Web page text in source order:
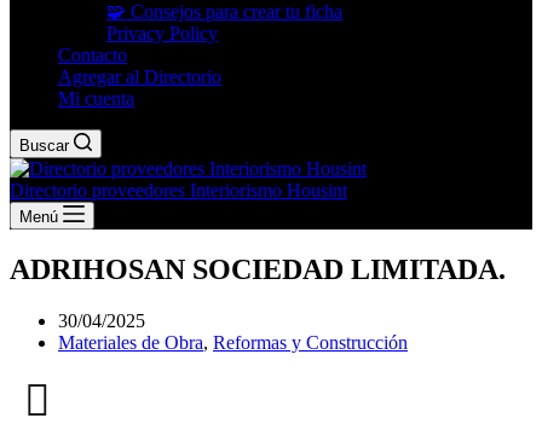
🧩 Consejos para crear tu ficha
Privacy Policy
Contacto
Agregar al Directorio
Mi cuenta
Buscar
Directorio proveedores Interiorismo Housint
Menú
ADRIHOSAN SOCIEDAD LIMITADA.
30/04/2025
Materiales de Obra, Reformas y Construcción